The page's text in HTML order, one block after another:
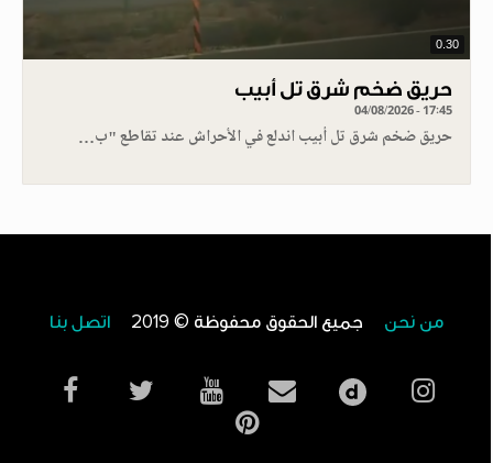
0.30
حريق ضخم شرق تل أبيب
04/08/2026 - 17:45
حريق ضخم شرق تل أبيب اندلع في الأحراش عند تقاطع "ب…
من نحن جميع الحقوق محفوظة © 2019 اتصل بنا